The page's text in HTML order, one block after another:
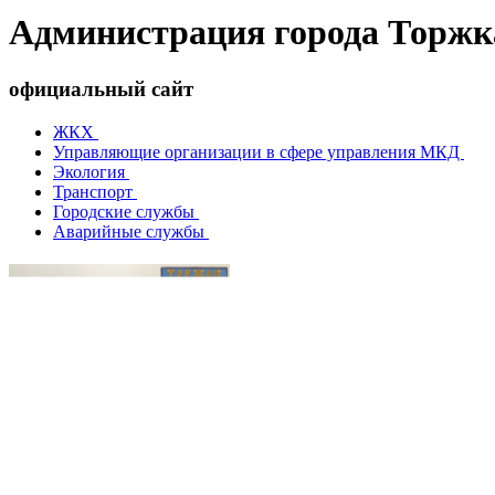
Администрация города
официальный сайт
ЖКХ
Управляющие организации в сфере управления МКД
Экология
Транспорт
Городские службы
Аварийные службы